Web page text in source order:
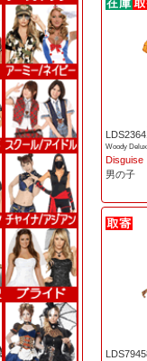
Woody
Disguise
男の子